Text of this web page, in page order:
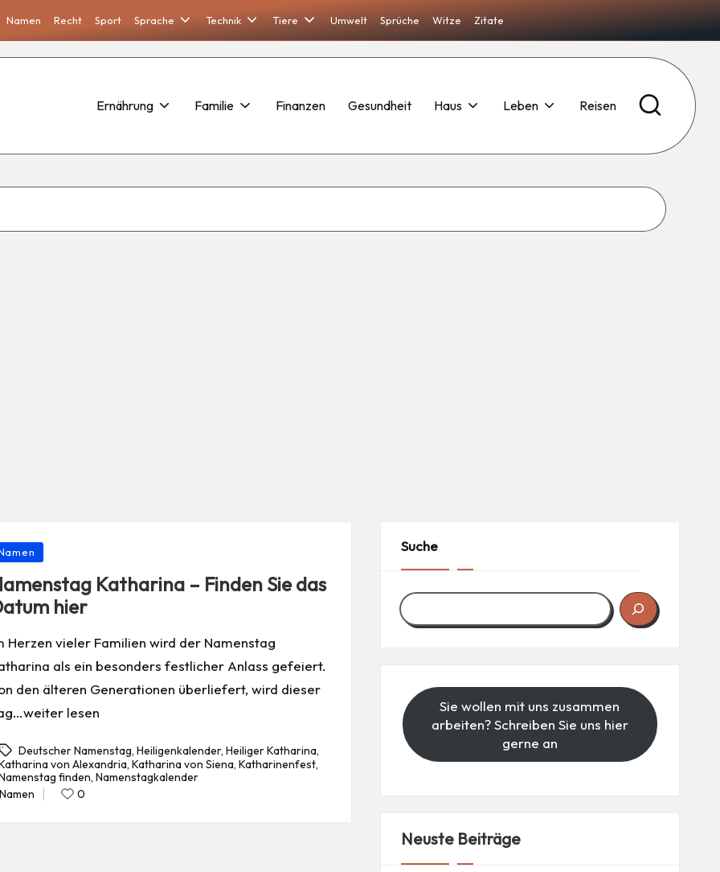
Namen Recht Sport Sprache Technik Tiere Umwelt Sprüche Witze Zitate
Ernährung Familie Finanzen Gesundheit Haus Leben Reisen
Katharina – Finden Sie das
hier
Herzen vieler Familien wird der Namenstag
als ein besonders festlicher Anlass gefeiert.
den älteren Generationen überliefert, wird dieser
lesen
Deutscher Namenstag,Heiligenkalender,Heiliger Katharina,
von Alexandria,Katharina von Siena,Katharinenfest,
finden,Namenstagkalender
0
Suche
Sie wollen mit uns zusammen
arbeiten? Schreiben Sie uns hier
gerne an
Neuste Beiträge